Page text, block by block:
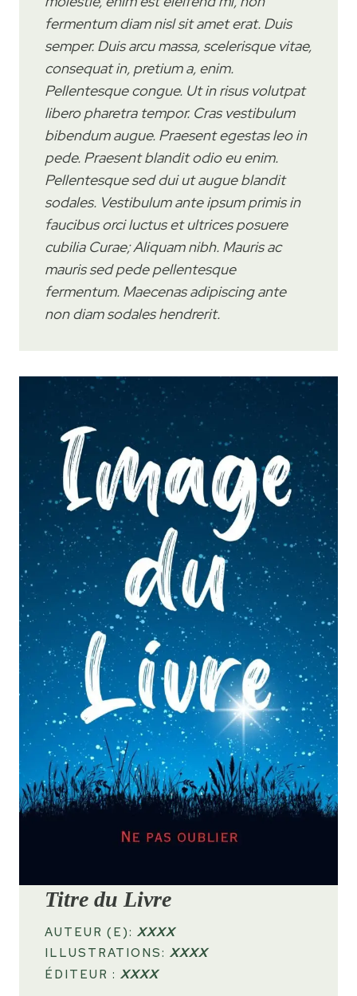
fermentum diam nisl sit amet erat. Duis
semper. Duis arcu massa, scelerisque vitae,
consequat in, pretium a, enim.
Pellentesque congue. Ut in risus volutpat
libero pharetra tempor. Cras vestibulum
bibendum augue. Praesent egestas leo in
pede. Praesent blandit odio eu enim.
Pellentesque sed dui ut augue blandit
sodales. Vestibulum ante ipsum primis in
faucibus orci luctus et ultrices posuere
cubilia Curae; Aliquam nibh. Mauris ac
mauris sed pede pellentesque
fermentum. Maecenas adipiscing ante
non diam sodales hendrerit.
Titre du Livre
AUTEUR (E): XXXX
ILLUSTRATIONS: XXXX
ÉDITEUR : XXXX